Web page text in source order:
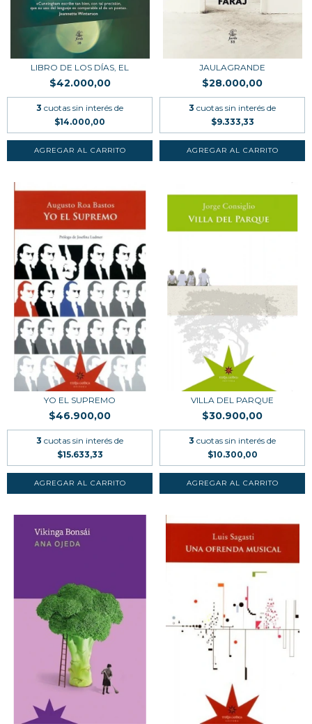
LIBRO DE LOS DÍAS, EL
$42.000,00
3 cuotas sin interés de
$14.000,00
JAULAGRANDE
$28.000,00
3 cuotas sin interés de
$9.333,33
YO EL SUPREMO
$46.900,00
3 cuotas sin interés de
$15.633,33
VILLA DEL PARQUE
$30.900,00
3 cuotas sin interés de
$10.300,00